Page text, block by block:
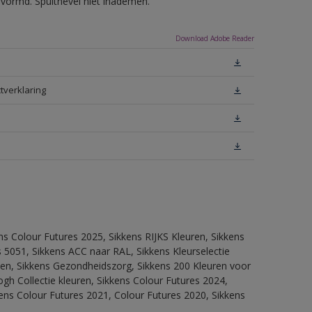
Download Adobe Reader
Futures 2025, Sikkens RIJKS Kleuren, Sikkens
Sikkens ACC naar RAL, Sikkens Kleurselectie
Sikkens Gezondheidszorg, Sikkens 200 Kleuren voor
Collectie kleuren, Sikkens Colour Futures 2024,
Colour Futures 2021, Colour Futures 2020, Sikkens